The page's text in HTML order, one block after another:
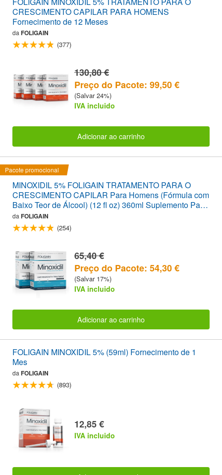
CRESCIMENTO CAPILAR PARA HOMENS
Fornecimento de 12 Meses
da FOLIGAIN
(377)
130,80 €
Preço do Pacote: 99,50 €
(Salvar 24%)
IVA incluido
Adicionar ao carrinho
Pacote promocional
MINOXIDIL 5% FOLIGAIN TRATAMENTO PARA O
CRESCIMENTO CAPILAR Para Homens (Fórmula com
Baixo Teor de Álcool) (12 fl oz) 360ml Suplemento Para
6 Meses
da FOLIGAIN
(254)
65,40 €
Preço do Pacote: 54,30 €
(Salvar 17%)
IVA incluido
Adicionar ao carrinho
FOLIGAIN MINOXIDIL 5% (59ml) Fornecimento de 1
Mes
daFOLIGAIN
(893)
12,85 €
IVA incluido